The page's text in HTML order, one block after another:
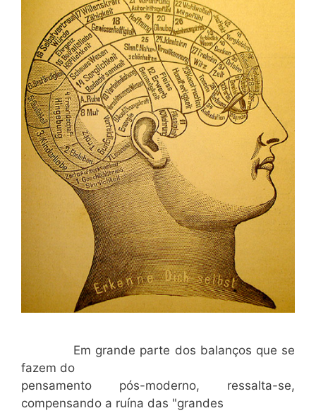
Em grande parte dos balanços que se
fazem do
pensamento pós-moderno, ressalta-se,
compensando a ruína das "grandes